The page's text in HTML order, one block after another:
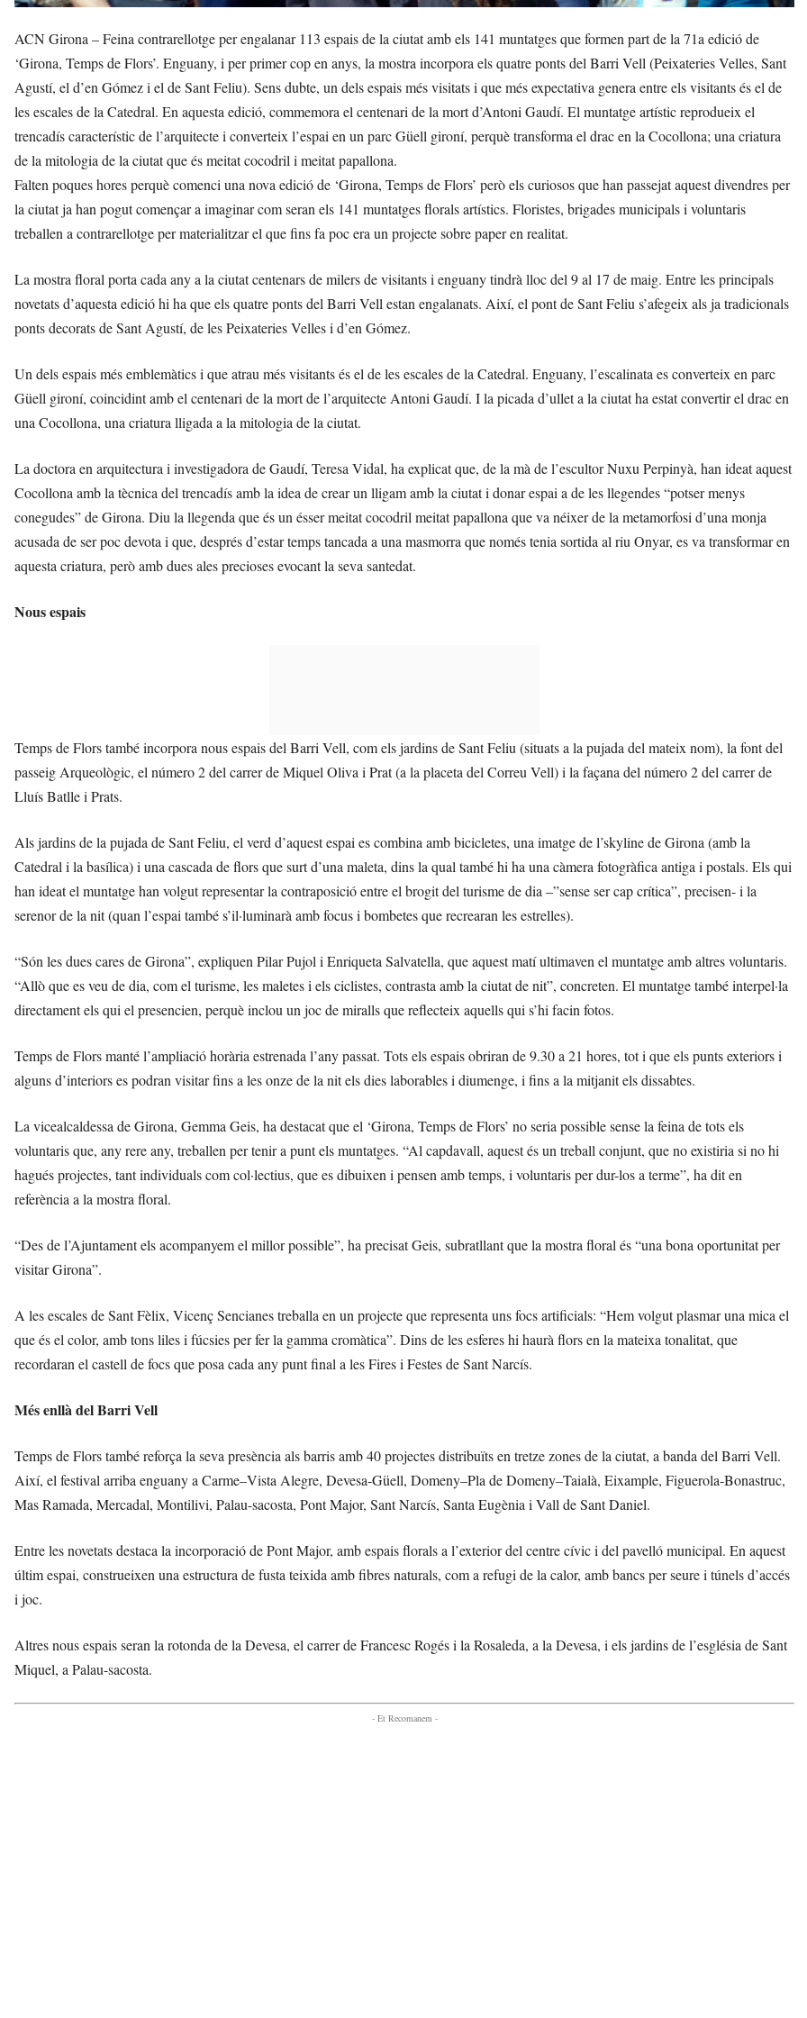
ACN Girona – Feina contrarellotge per engalanar 113 espais de la ciutat amb els 141 muntatges que formen part de la 71a edició de
‘Girona, Temps de Flors’. Enguany, i per primer cop en anys, la mostra incorpora els quatre ponts del Barri Vell (Peixateries Velles, Sant
Agustí, el d’en Gómez i el de Sant Feliu). Sens dubte, un dels espais més visitats i que més expectativa genera entre els visitants és el de
les escales de la Catedral. En aquesta edició, commemora el centenari de la mort d’Antoni Gaudí. El muntatge artístic reprodueix el
trencadís característic de l’arquitecte i converteix l’espai en un parc Güell gironí, perquè transforma el drac en la Cocollona; una criatura
de la mitologia de la ciutat que és meitat cocodril i meitat papallona.
Falten poques hores perquè comenci una nova edició de ‘Girona, Temps de Flors’ però els curiosos que han passejat aquest divendres per
la ciutat ja han pogut començar a imaginar com seran els 141 muntatges florals artístics. Floristes, brigades municipals i voluntaris
treballen a contrarellotge per materialitzar el que fins fa poc era un projecte sobre paper en realitat.
La mostra floral porta cada any a la ciutat centenars de milers de visitants i enguany tindrà lloc del 9 al 17 de maig. Entre les principals
novetats d’aquesta edició hi ha que els quatre ponts del Barri Vell estan engalanats. Així, el pont de Sant Feliu s’afegeix als ja tradicionals
ponts decorats de Sant Agustí, de les Peixateries Velles i d’en Gómez.
Un dels espais més emblemàtics i que atrau més visitants és el de les escales de la Catedral. Enguany, l’escalinata es converteix en parc
Güell gironí, coincidint amb el centenari de la mort de l’arquitecte Antoni Gaudí. I la picada d’ullet a la ciutat ha estat convertir el drac en
una Cocollona, una criatura lligada a la mitologia de la ciutat.
La doctora en arquitectura i investigadora de Gaudí, Teresa Vidal, ha explicat que, de la mà de l’escultor Nuxu Perpinyà, han ideat aquest
Cocollona amb la tècnica del trencadís amb la idea de crear un lligam amb la ciutat i donar espai a de les llegendes “potser menys
conegudes” de Girona. Diu la llegenda que és un ésser meitat cocodril meitat papallona que va néixer de la metamorfosi d’una monja
acusada de ser poc devota i que, després d’estar temps tancada a una masmorra que només tenia sortida al riu Onyar, es va transformar en
aquesta criatura, però amb dues ales precioses evocant la seva santedat.
Nous espais
Temps de Flors també incorpora nous espais del Barri Vell, com els jardins de Sant Feliu (situats a la pujada del mateix nom), la font del
passeig Arqueològic, el número 2 del carrer de Miquel Oliva i Prat (a la placeta del Correu Vell) i la façana del número 2 del carrer de
Lluís Batlle i Prats.
Als jardins de la pujada de Sant Feliu, el verd d’aquest espai es combina amb bicicletes, una imatge de l’skyline de Girona (amb la
Catedral i la basílica) i una cascada de flors que surt d’una maleta, dins la qual també hi ha una càmera fotogràfica antiga i postals. Els qui
han ideat el muntatge han volgut representar la contraposició entre el brogit del turisme de dia –”sense ser cap crítica”, precisen- i la
serenor de la nit (quan l’espai també s’il·luminarà amb focus i bombetes que recrearan les estrelles).
“Són les dues cares de Girona”, expliquen Pilar Pujol i Enriqueta Salvatella, que aquest matí ultimaven el muntatge amb altres voluntaris.
“Allò que es veu de dia, com el turisme, les maletes i els ciclistes, contrasta amb la ciutat de nit”, concreten. El muntatge també interpel·la
directament els qui el presencien, perquè inclou un joc de miralls que reflecteix aquells qui s’hi facin fotos.
Temps de Flors manté l’ampliació horària estrenada l’any passat. Tots els espais obriran de 9.30 a 21 hores, tot i que els punts exteriors i
alguns d’interiors es podran visitar fins a les onze de la nit els dies laborables i diumenge, i fins a la mitjanit els dissabtes.
La vicealcaldessa de Girona, Gemma Geis, ha destacat que el ‘Girona, Temps de Flors’ no seria possible sense la feina de tots els
voluntaris que, any rere any, treballen per tenir a punt els muntatges. “Al capdavall, aquest és un treball conjunt, que no existiria si no hi
hagués projectes, tant individuals com col·lectius, que es dibuixen i pensen amb temps, i voluntaris per dur-los a terme”, ha dit en
referència a la mostra floral.
“Des de l’Ajuntament els acompanyem el millor possible”, ha precisat Geis, subratllant que la mostra floral és “una bona oportunitat per
visitar Girona”.
A les escales de Sant Fèlix, Vicenç Sencianes treballa en un projecte que representa uns focs artificials: “Hem volgut plasmar una mica el
que és el color, amb tons liles i fúcsies per fer la gamma cromàtica”. Dins de les esferes hi haurà flors en la mateixa tonalitat, que
recordaran el castell de focs que posa cada any punt final a les Fires i Festes de Sant Narcís.
Més enllà del Barri Vell
Temps de Flors també reforça la seva presència als barris amb 40 projectes distribuïts en tretze zones de la ciutat, a banda del Barri Vell.
Així, el festival arriba enguany a Carme–Vista Alegre, Devesa-Güell, Domeny–Pla de Domeny–Taialà, Eixample, Figuerola-Bonastruc,
Mas Ramada, Mercadal, Montilivi, Palau-sacosta, Pont Major, Sant Narcís, Santa Eugènia i Vall de Sant Daniel.
Entre les novetats destaca la incorporació de Pont Major, amb espais florals a l’exterior del centre cívic i del pavelló municipal. En aquest
últim espai, construeixen una estructura de fusta teixida amb fibres naturals, com a refugi de la calor, amb bancs per seure i túnels d’accés
i joc.
Altres nous espais seran la rotonda de la Devesa, el carrer de Francesc Rogés i la Rosaleda, a la Devesa, i els jardins de l’església de Sant
Miquel, a Palau-sacosta.
- Et Recomanem -